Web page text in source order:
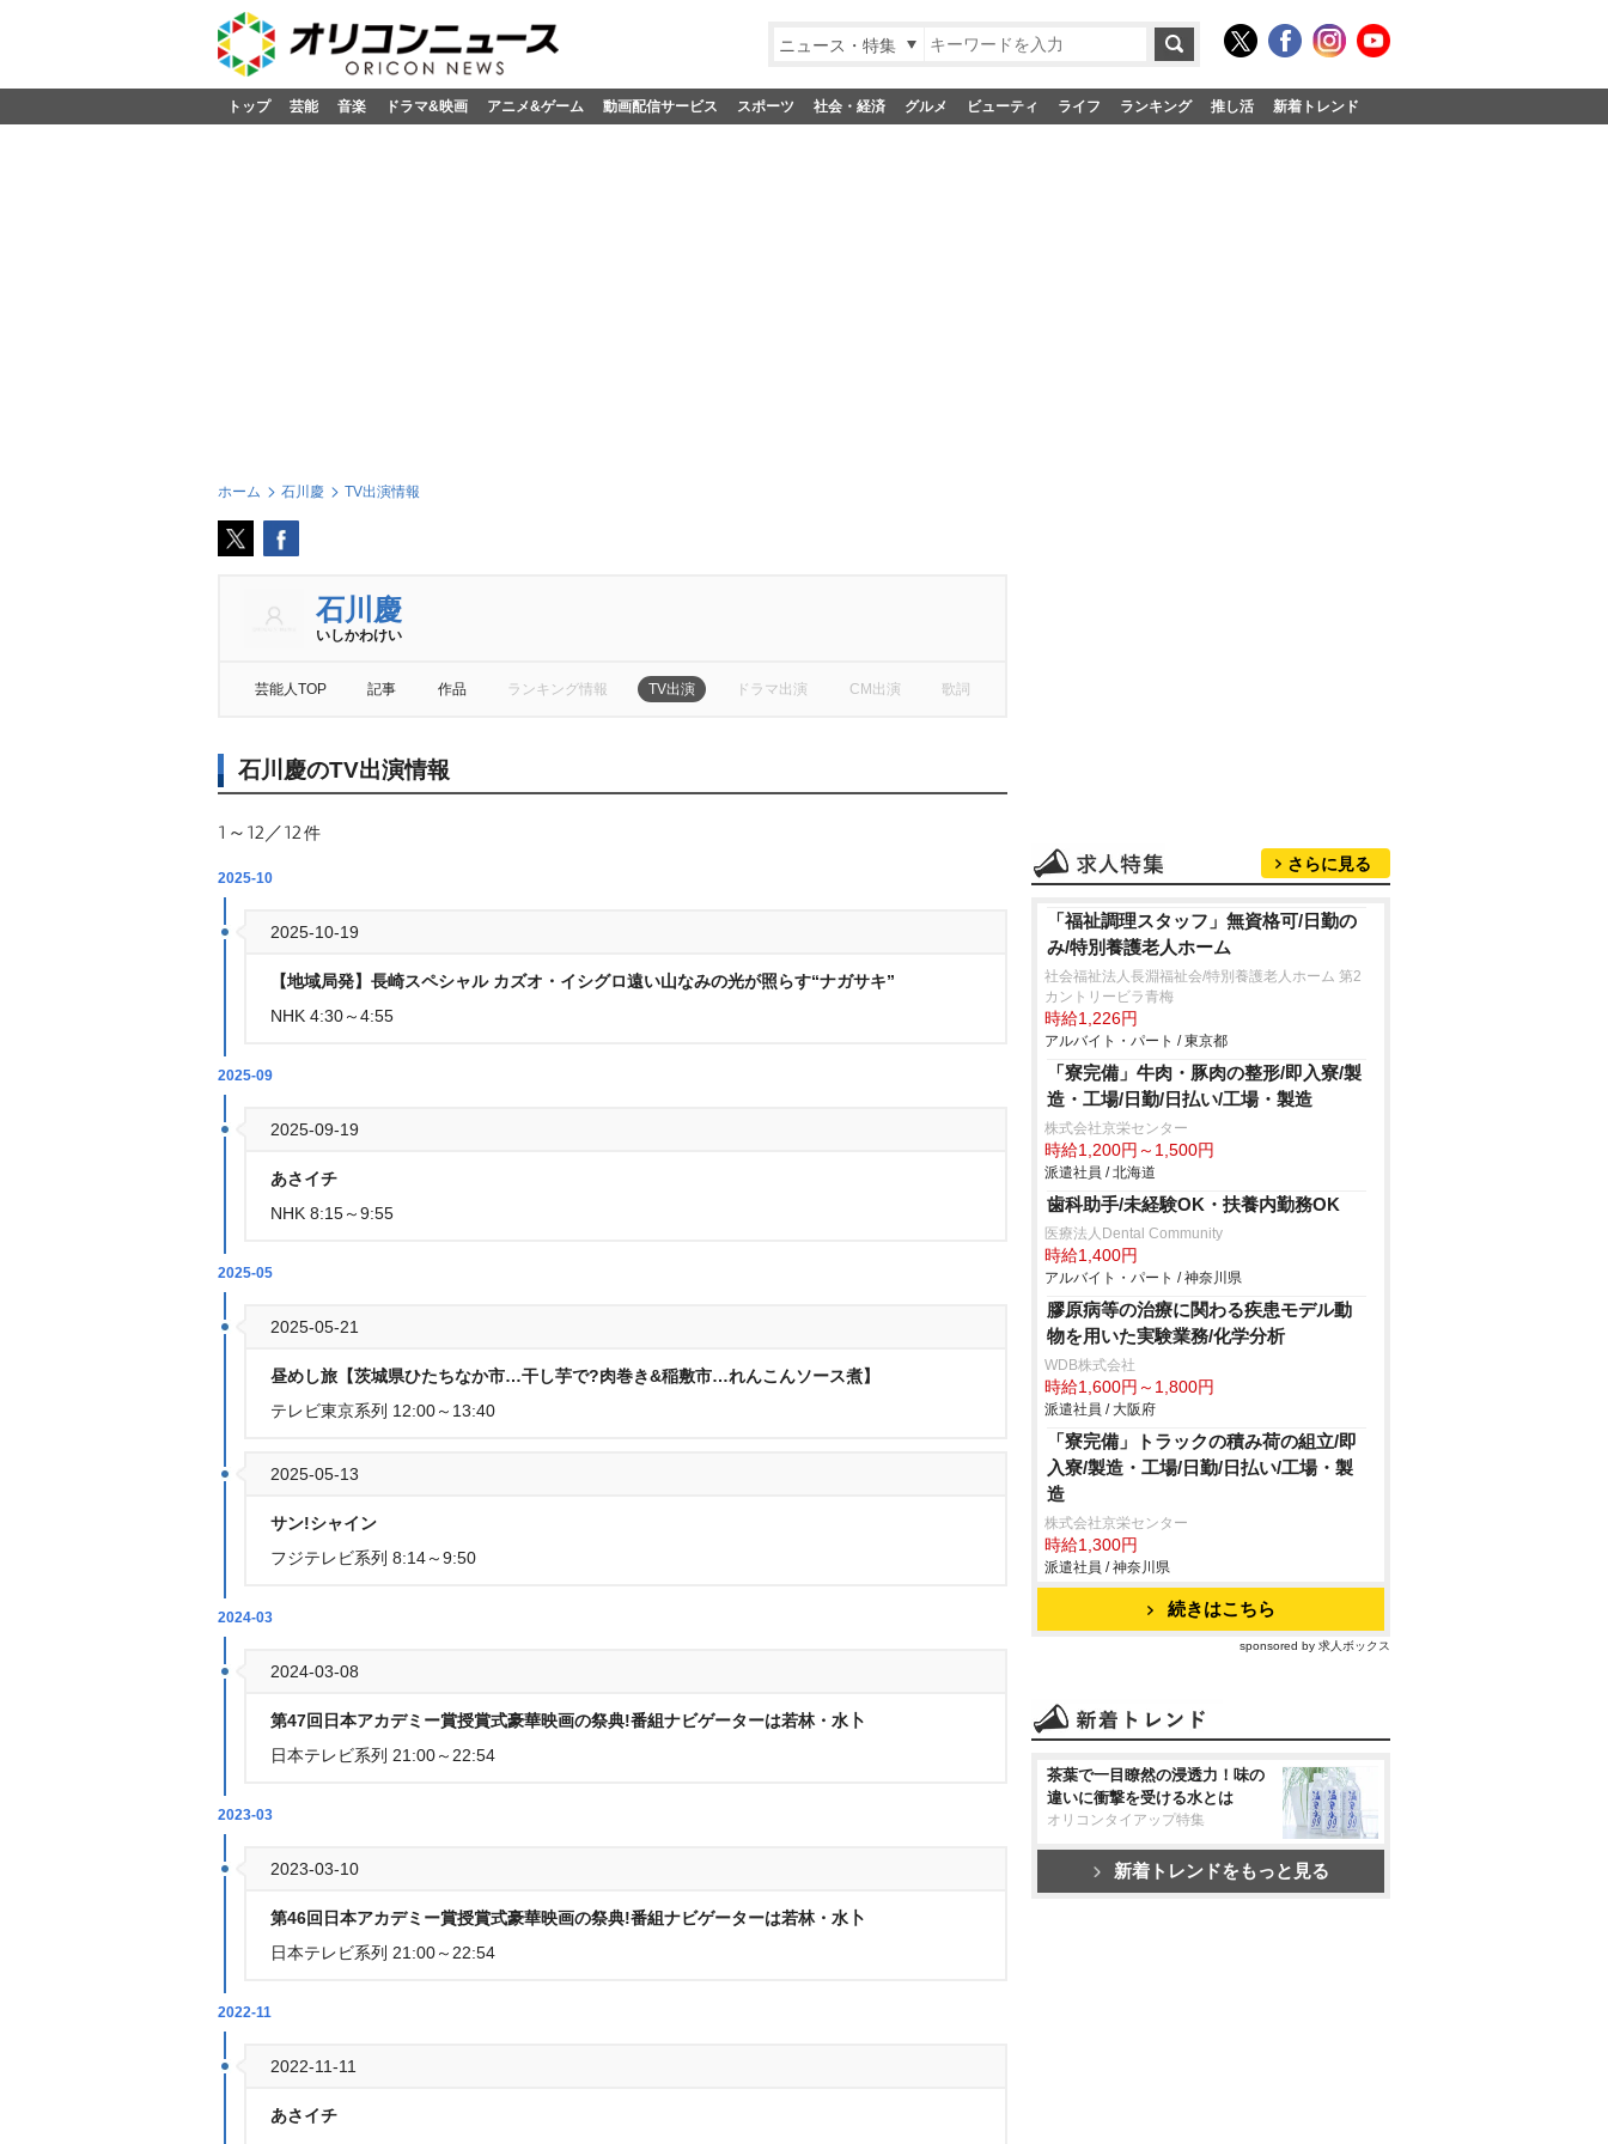
ニュース・特集
トップ 芸能 音楽 ドラマ&映画 アニメ&ゲーム 動画配信サービス スポーツ 社会・経済 グルメ ビューティ ライフ ランキング 推し活 新着トレンド
ホーム 石川慶 TV出演情報
石川慶
いしかわけい
芸能人TOP 記事 作品 ランキング情報 TV出演 ドラマ出演 CM出演 歌詞
石川慶のTV出演情報
1～12／12件
2025-10
2025-10-19
【地域局発】長崎スペシャル カズオ・イシグロ遠い山なみの光が照らす“ナガサキ”
NHK 4:30～4:55
2025-09
2025-09-19
あさイチ
NHK 8:15～9:55
2025-05
2025-05-21
昼めし旅【茨城県ひたちなか市…干し芋で?肉巻き&稲敷市…れんこんソース煮】
テレビ東京系列 12:00～13:40
2025-05-13
サン!シャイン
フジテレビ系列 8:14～9:50
2024-03
2024-03-08
第47回日本アカデミー賞授賞式豪華映画の祭典!番組ナビゲーターは若林・水卜
日本テレビ系列 21:00～22:54
2023-03
2023-03-10
第46回日本アカデミー賞授賞式豪華映画の祭典!番組ナビゲーターは若林・水卜
日本テレビ系列 21:00～22:54
2022-11
2022-11-11
あさイチ
さらに見る
「福祉調理スタッフ」無資格可/日勤の
み/特別養護老人ホーム
社会福祉法人長淵福祉会/特別養護老人ホーム 第2
カントリービラ青梅
時給1,226円
アルバイト・パート / 東京都
「寮完備」牛肉・豚肉の整形/即入寮/製
造・工場/日勤/日払い/工場・製造
株式会社京栄センター
時給1,200円～1,500円
派遣社員 / 北海道
歯科助手/未経験OK・扶養内勤務OK
医療法人Dental Community
時給1,400円
アルバイト・パート / 神奈川県
膠原病等の治療に関わる疾患モデル動
物を用いた実験業務/化学分析
WDB株式会社
時給1,600円～1,800円
派遣社員 / 大阪府
「寮完備」トラックの積み荷の組立/即
入寮/製造・工場/日勤/日払い/工場・製
造
株式会社京栄センター
時給1,300円
派遣社員 / 神奈川県
続きはこちら
sponsored by 求人ボックス
茶葉で一目瞭然の浸透力！味の
違いに衝撃を受ける水とは
オリコンタイアップ特集
新着トレンドをもっと見る